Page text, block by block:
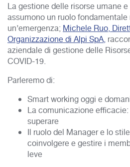
La gestione delle risorse umane
assumono un ruolo
un’emergenza; Michele Ruo,
Organizzazione di Alpi SpA,
aziendale di gestione delle
COVID-19.
Parleremo di:
Smart working oggi e
La comunicazione
superare
Il ruolo del Manager e lo
coinvolgere e gestire i
leve